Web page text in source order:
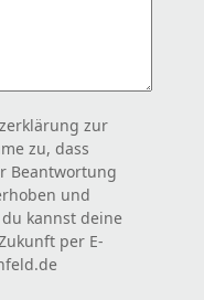
zur
zu, dass
Beantwortung
und
kannst deine
per E-